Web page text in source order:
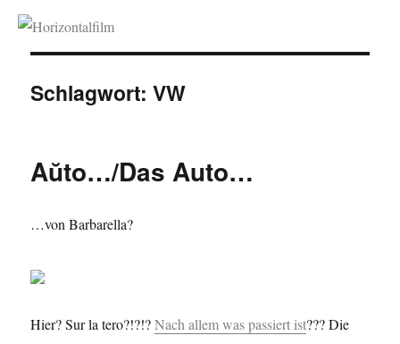
Horizontalfilm
Schlagwort:VW
Aŭto…/Das Auto…
…von Barbarella?
Hier? Sur la tero?!?!?Nach allem was passiert ist??? Die